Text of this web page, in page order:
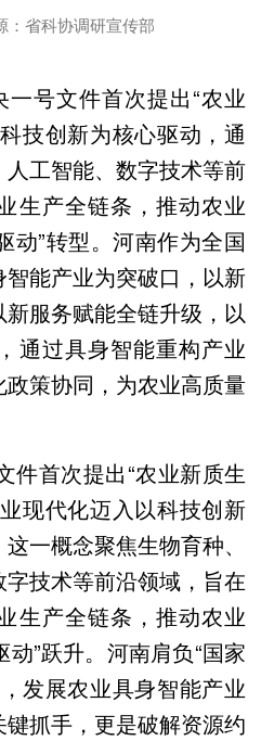
省科协调研宣传部
号文件首次提出“农业
技创新为核心驱动，通
工智能、数字技术等前
生产全链条，推动农业
动”转型。河南作为全国
能产业为突破口，以新
服务赋能全链升级，以
通过具身智能重构产业
策协同，为农业高质量
首次提出“农业新质生
现代化迈入以科技创新
一概念聚焦生物育种、
技术等前沿领域，旨在
生产全链条，推动农业
动”跃升。河南肩负“国家
发展农业具身智能产业
抓手，更是破解资源约